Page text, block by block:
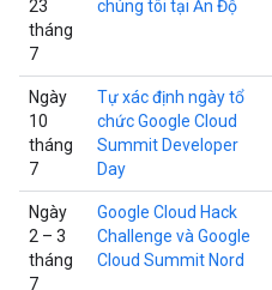
23
tháng
7
chúng tôi tại Ấn Độ
Ngày
10
tháng
7
Tự xác định ngày tổ
chức Google Cloud
Summit Developer
Day
Ngày
2 – 3
tháng
7
Google Cloud Hack
Challenge và Google
Cloud Summit Nord